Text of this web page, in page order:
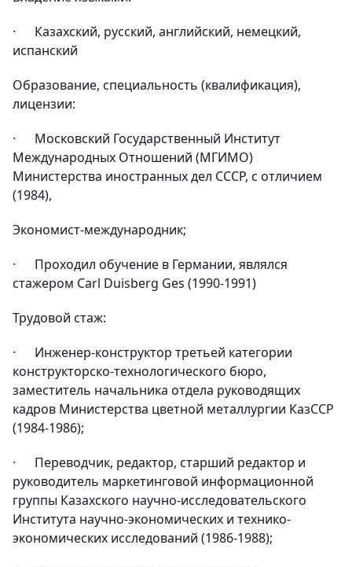
· Казахский, русский, английский, немецкий,
испанский
Образование, специальность (квалификация),
лицензии:
· Московский Государственный Институт
Международных Отношений (МГИМО)
Министерства иностранных дел СССР, с отличием
(1984),
Экономист-международник;
· Проходил обучение в Германии, являлся
стажером Carl Duisberg Ges (1990-1991)
Трудовой стаж:
· Инженер-конструктор третьей категории
конструкторско-технологического бюро,
заместитель начальника отдела руководящих
кадров Министерства цветной металлургии КазССР
(1984-1986);
· Переводчик, редактор, старший редактор и
руководитель маркетинговой информационной
группы Казахского научно-исследовательского
Института научно-экономических и технико-
экономических исследований (1986-1988);